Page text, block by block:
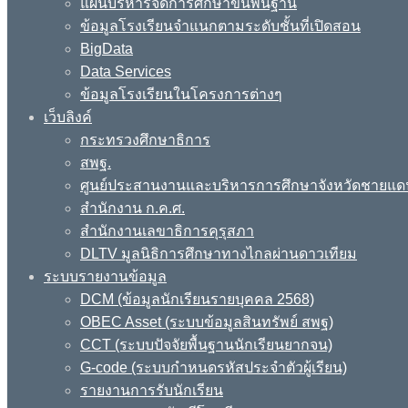
แผนบริหารจัดการศึกษาขั้นพื้นฐาน
ข้อมูลโรงเรียนจำแนกตามระดับชั้นที่เปิดสอน
BigData
Data Services
ข้อมูลโรงเรียนในโครงการต่างๆ
เว็บลิงค์
กระทรวงศึกษาธิการ
สพฐ.
ศูนย์ประสานงานและบริหารการศึกษาจังหวัดชายแ
สำนักงาน ก.ค.ศ.
สำนักงานเลขาธิการคุรุสภา
DLTV มูลนิธิการศึกษาทางไกลผ่านดาวเทียม
ระบบรายงานข้อมูล
DCM (ข้อมูลนักเรียนรายบุคคล 2568)
OBEC Asset (ระบบข้อมูลสินทรัพย์ สพฐ)
CCT (ระบบปัจจัยพื้นฐานนักเรียนยากจน)
G-code (ระบบกำหนดรหัสประจำตัวผู้เรียน)
รายงานการรับนักเรียน